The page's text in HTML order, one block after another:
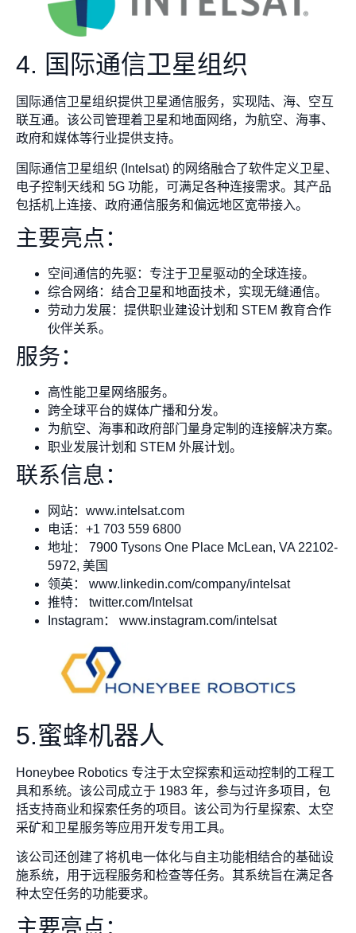
4. 国际通信卫星组织
国际通信卫星组织提供卫星通信服务，实现陆、海、空互
联互通。该公司管理着卫星和地面网络，为航空、海事、
政府和媒体等行业提供支持。
国际通信卫星组织 (Intelsat) 的网络融合了软件定义卫星、
电子控制天线和 5G 功能，可满足各种连接需求。其产品
包括机上连接、政府通信服务和偏远地区宽带接入。
主要亮点：
空间通信的先驱：专注于卫星驱动的全球连接。
综合网络：结合卫星和地面技术，实现无缝通信。
劳动力发展：提供职业建设计划和 STEM 教育合作
伙伴关系。
服务：
高性能卫星网络服务。
跨全球平台的媒体广播和分发。
为航空、海事和政府部门量身定制的连接解决方案。
职业发展计划和 STEM 外展计划。
联系信息：
网站：www.intelsat.com
电话：+1 703 559 6800
地址： 7900 Tysons One Place McLean, VA 22102-
5972, 美国
领英： www.linkedin.com/company/intelsat
推特： twitter.com/Intelsat
Instagram： www.instagram.com/intelsat
5.蜜蜂机器人
Honeybee Robotics 专注于太空探索和运动控制的工程工
具和系统。该公司成立于 1983 年，参与过许多项目，包
括支持商业和探索任务的项目。该公司为行星探索、太空
采矿和卫星服务等应用开发专用工具。
该公司还创建了将机电一体化与自主功能相结合的基础设
施系统，用于远程服务和检查等任务。其系统旨在满足各
种太空任务的功能要求。
主要亮点：